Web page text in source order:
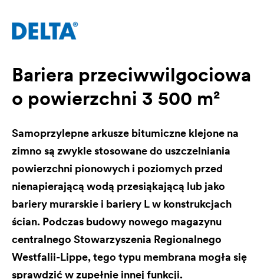
Bariera przeciwwilgociowa
o powierzchni 3 500 m²
Samoprzylepne arkusze bitumiczne klejone na
zimno są zwykle stosowane do uszczelniania
powierzchni pionowych i poziomych przed
nienapierającą wodą przesiąkającą lub jako
bariery murarskie i bariery L w konstrukcjach
ścian. Podczas budowy nowego magazynu
centralnego Stowarzyszenia Regionalnego
Westfalii-Lippe, tego typu membrana mogła się
sprawdzić w zupełnie innej funkcji.